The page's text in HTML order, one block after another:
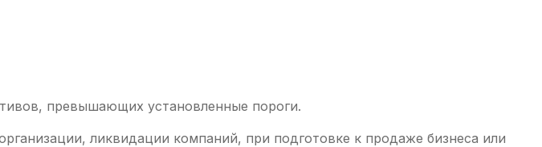
превышающих установленные пороги.
ликвидации компаний, при подготовке к продаже бизнеса или